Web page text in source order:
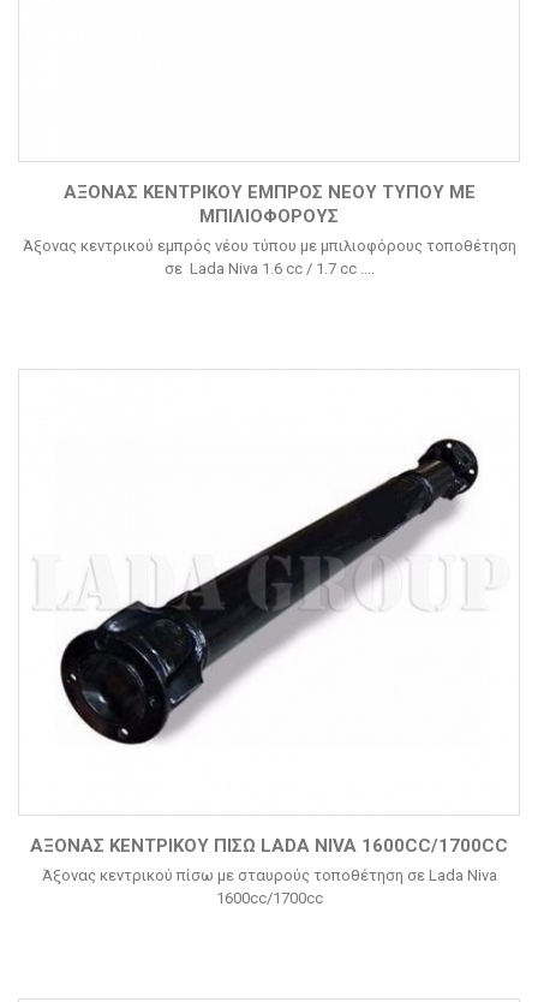
ΆΞΟΝΑΣ ΚΕΝΤΡΙΚΟΎ ΕΜΠΡΌΣ ΝΈΟΥ ΤΎΠΟΥ ΜΕ
ΜΠΙΛΙΟΦΌΡΟΥΣ
Άξονας κεντρικού εμπρός νέου τύπου με μπιλιοφόρους τοποθέτηση
σε Lada Niva 1.6 cc / 1.7 cc ....
ΆΞΟΝΑΣ ΚΕΝΤΡΙΚΟΎ ΠΊΣΩ LADA NIVA 1600CC/1700CC
Άξονας κεντρικού πίσω με σταυρούς τοποθέτηση σε Lada Niva
1600cc/1700cc